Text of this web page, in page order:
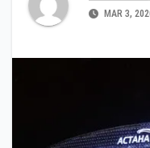
MAR 3,